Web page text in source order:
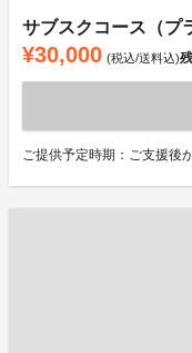
サブスクコース（プ
¥30,000 (税込/送料込)
ご提供予定時期：ご支援後